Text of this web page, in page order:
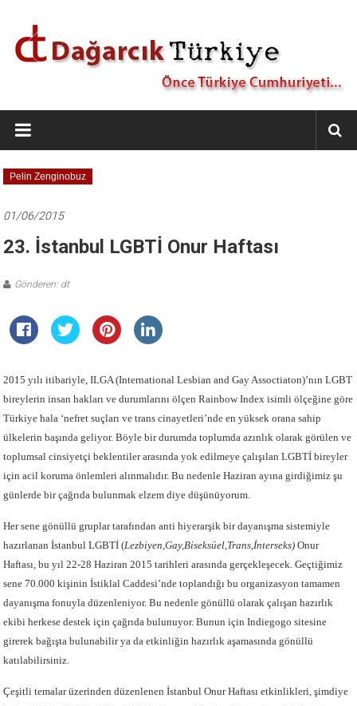
Dağarcık
Türkiye
Önce
Türkiye
Pelin Zenginobuz
01/06/2015
23. İstanbul LGBTİ Onur Haftası
Gönderen: dt
2015 yılı itibariyle, ILGA (International Lesbian and Gay Assoctiaton)’nın LGBT
bireylerin insan hakları ve durumlarını ölçen Rainbow Index isimli ölçeğine göre
Türkiye hala ‘nefret suçları ve trans cinayetleri’nde en yüksek orana sahip
ülkelerin başında geliyor. Böyle bir durumda toplumda azınlık olarak görülen ve
toplumsal cinsiyetçi beklentiler arasında yok edilmeye çalışılan LGBTİ bireyler
için acil koruma önlemleri alınmalıdır. Bu nedenle Haziran ayına girdiğimiz şu
günlerde bir çağrıda bulunmak elzem diye düşünüyorum.
Her sene gönüllü gruplar tarafından anti hiyerarşik bir dayanışma sistemiyle
hazırlanan İstanbul LGBTİ (Lezbiyen,Gay,Biseksüel,Trans,İnterseks)Onur
Haftası, bu yıl 22-28 Haziran 2015 tarihleri arasında gerçekleşecek. Geçtiğimiz
sene 70.000 kişinin İstiklal Caddesi’nde toplandığı bu organizasyon tamamen
dayanışma fonuyla düzenleniyor. Bu nedenle gönüllü olarak çalışan hazırlık
ekibi herkese destek için çağrıda bulunuyor. Bunun için Indiegogo sitesine
girerek bağışta bulunabilir ya da etkinliğin hazırlık aşamasında gönüllü
katılabilirsiniz.
Çeşitli temalar üzerinden düzenlenen İstanbul Onur Haftası etkinlikleri, şimdiye